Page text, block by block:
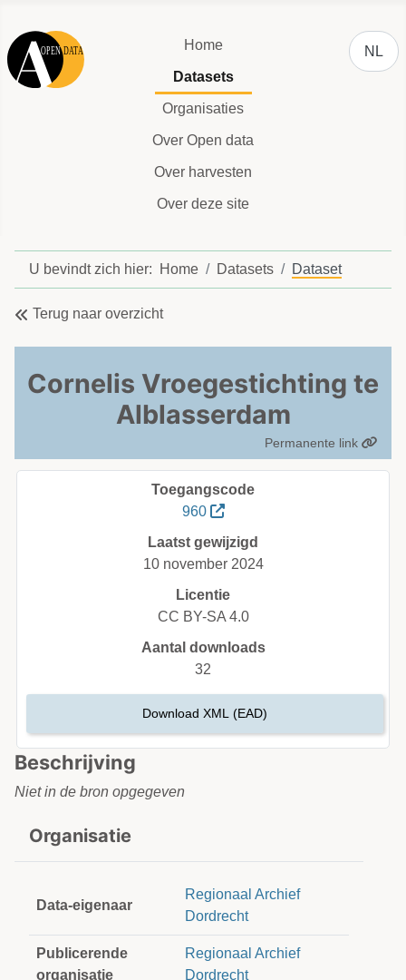
Home
Datasets
Organisaties
Over Open data
Over harvesten
Over deze site
NL
U bevindt zich hier: Home Datasets Dataset
Terug naar overzicht
Cornelis Vroegestichting te
Alblasserdam
Permanente link
Beschrijving
Niet in de bron opgegeven
Organisatie
Data-eigenaar
Regionaal Archief
Dordrecht
Publicerende
organisatie
Regionaal Archief
Dordrecht
Toegangscode
960
Laatst gewijzigd
10 november 2024
Licentie
CC BY-SA 4.0
Aantal downloads
32
Download XML (EAD)